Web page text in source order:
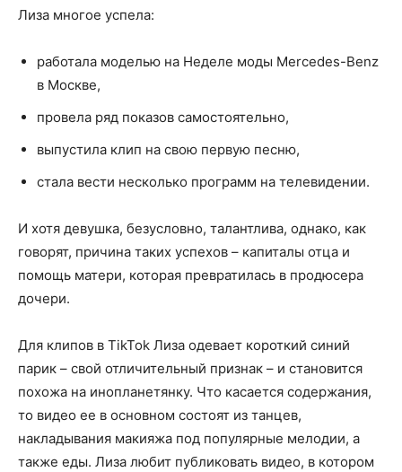
Лиза многое успела:
работала моделью на Неделе моды Mercedes-Benz
в Москве,
провела ряд показов самостоятельно,
выпустила клип на свою первую песню,
стала вести несколько программ на телевидении.
И хотя девушка, безусловно, талантлива, однако, как
говорят, причина таких успехов – капиталы отца и
помощь матери, которая превратилась в продюсера
дочери.
Для клипов в TikTok Лиза одевает короткий синий
парик – свой отличительный признак – и становится
похожа на инопланетянку. Что касается содержания,
то видео ее в основном состоят из танцев,
накладывания макияжа под популярные мелодии, а
также еды. Лиза любит публиковать видео, в котором